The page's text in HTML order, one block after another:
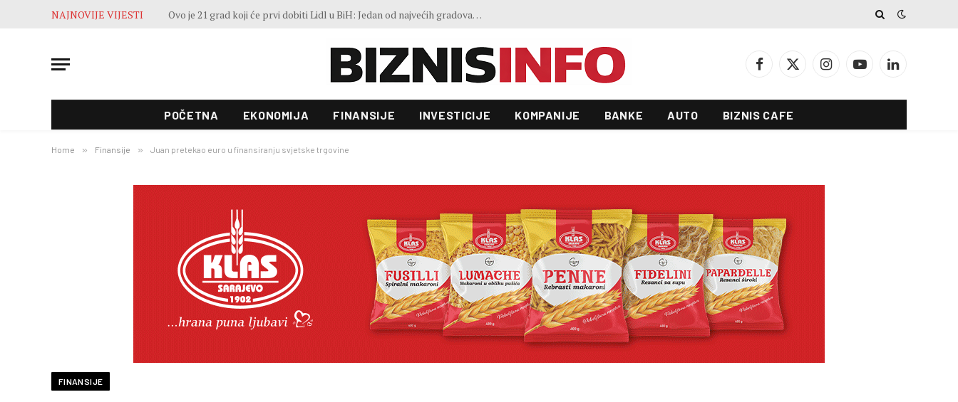
NAJNOVIJE VIJESTI FAO indeks cijena hrane blago porastao u julu: Vremenski ekstremi, energija i geopolitika utiču na kretanja na tržištima
Facebook
X
InstagramYouTubeLinkedIn
POČETNA EKONOMIJA FINANSIJE INVESTICIJE KOMPANIJE BANKE AUTO BIZNIS CAFE
Home » Finansije » Juan pretekao euro u finansiranju svjetske trgovine
FINANSIJE